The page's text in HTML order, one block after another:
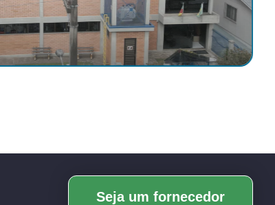
Seja um fornecedor